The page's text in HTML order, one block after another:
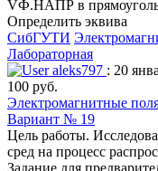
VФ.НАПР в
Определить эквива
СибГУТИ
Лабораторная
aleks797 : 20
100 руб.
Электромагнитные
Вариант № 19
Цель работы.
сред на процесс